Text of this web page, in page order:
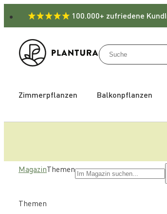
100.000+ zufriedene
Zimmerpflanzen Balkonpflanzen
MagazinThemen
Themen